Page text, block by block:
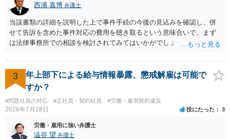
ないと，相談内容によって，対応が変わってしまうこともあると思い
ます。 組合員の相談についても，基本的に受任まで考えてもらえるこ
とができるのかも検討要素の一つかもしれません。
西浦 嘉博 弁護士
当該書類の詳細を説明した上で事件手続の今後の見込みを確認し、併
せて告訴を含めた事件対応の費用を聴き取るという意味合いで、まず
は法律事務所での相談を検討されてみてはいかがでしょうか。 上記、
3
年上部下による給与情報暴露、懲戒解雇は可能で
すか？
#問題社員の対応 #正社員・契約社員 #労働・雇用契約違反
2026年7月28日 役にたった 3
労働・雇用に強い弁護士
澁谷 望 弁護士